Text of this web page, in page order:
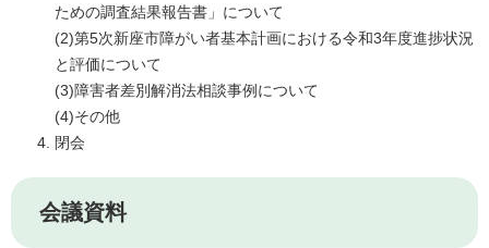
ための調査結果報告書」について
(2)第5次新座市障がい者基本計画における令和3年度進捗状況
と評価について
(3)障害者差別解消法相談事例について
(4)その他
閉会
会議資料